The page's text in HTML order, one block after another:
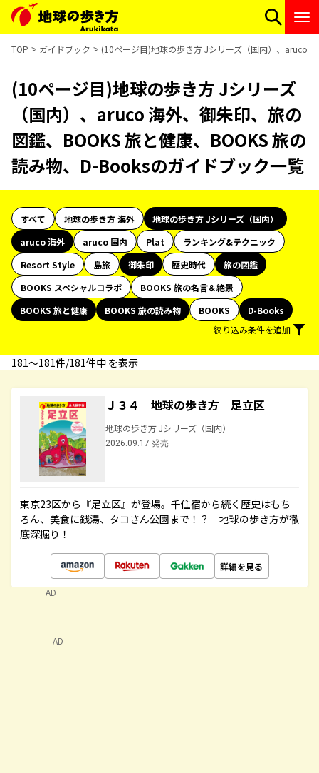
TOP ガイドブック (10ページ目)地球の歩き方 Jシリーズ（国内）、aruco
(10ページ目)地球の歩き方 Jシリーズ
（国内）、aruco 海外、御朱印、旅の
図鑑、BOOKS 旅と健康、BOOKS 旅の
読み物、D-Booksのガイドブック一覧
すべて 地球の歩き方 海外
地球の歩き方 Jシリーズ（国内）
aruco 海外
aruco 国内 Plat
ランキング&テクニック
Resort Style
島旅 御朱印 歴史時代
旅の図鑑
BOOKS スペシャルコラボ
BOOKS 旅の名言＆絶景
BOOKS 旅と健康
BOOKS 旅の読み物 BOOKS
D-Books
絞り込み条件を追加
181〜181件/181件中 を表示
Ｊ３４ 地球の歩き方 足立区
地球の歩き方 Jシリーズ（国内）
2026.09.17 発売
東京23区から『足立区』が登場。千住宿から続く歴史はもち
ろん、美食に銭湯、タコさん公園まで！？ 地球の歩き方が徹
底深掘り！
詳細を見る
AD
AD